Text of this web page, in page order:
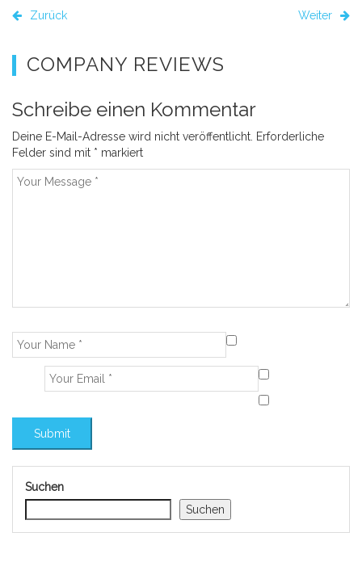
Zurück Weiter
COMPANY REVIEWS
Schreibe einen Kommentar
Deine E-Mail-Adresse wird nicht veröffentlicht. Erforderliche
Felder sind mit * markiert
Suchen
Suchen